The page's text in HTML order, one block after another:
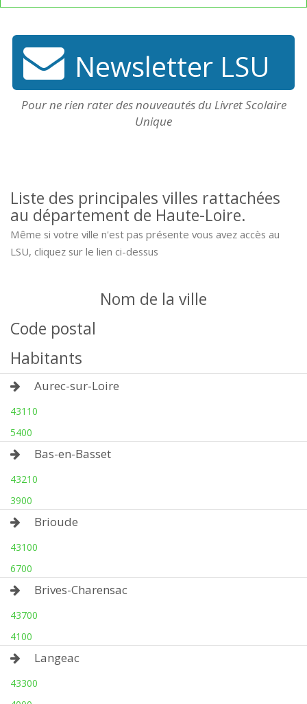
Newsletter LSU
Pour ne rien rater des nouveautés du Livret Scolaire
Unique
Liste des principales villes rattachées
au département de Haute-Loire.
Même si votre ville n'est pas présente vous avez accès au
LSU, cliquez sur le lien ci-dessus
Nom de la ville
Code postal
Habitants
Aurec-sur-Loire
43110
5400
Bas-en-Basset
43210
3900
Brioude
43100
6700
Brives-Charensac
43700
4100
Langeac
43300